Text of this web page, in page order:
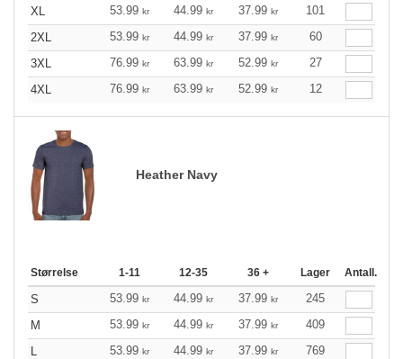
XL
53.99 kr 44.99 kr 37.99 kr
101
2XL
53.99 kr 44.99 kr 37.99 kr
60
3XL
76.99 kr 63.99 kr 52.99 kr
27
4XL
76.99 kr 63.99 kr 52.99 kr 12
Heather Navy
Størrelse 1-11 12-35 36 + Lager Antall.
S 53.99 kr 44.99 kr 37.99 kr
245
M
53.99 kr 44.99 kr 37.99 kr
409
L
53.99 kr 44.99 kr 37.99 kr
769